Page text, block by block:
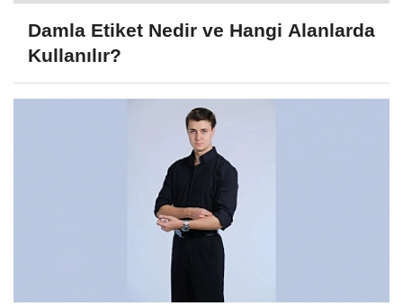
Damla Etiket Nedir ve Hangi Alanlarda
Kullanılır?